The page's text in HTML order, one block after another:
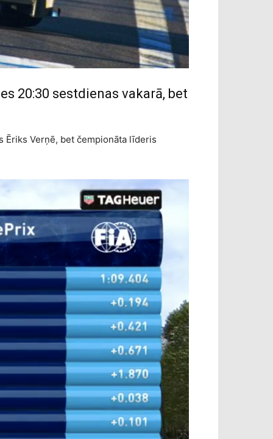
20:30 sestdienas vakarā, bet
Ēriks Verņē, bet čempionāta līderis